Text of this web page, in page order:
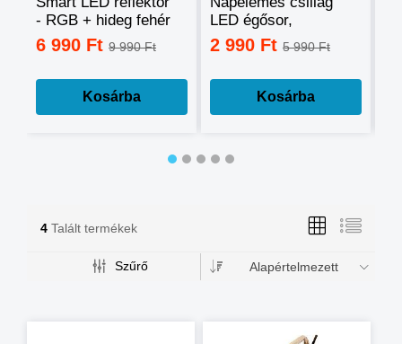
- RGB + hideg fehér
+ meleg fehér, okos
telefonnal
6 990 Ft 9 990 Ft
Kosárba
LED égősor,
fényfüzér
2 990 Ft 5 990 Ft
Kosárba
4 Talált termékek
Szűrő Alapértelmezett